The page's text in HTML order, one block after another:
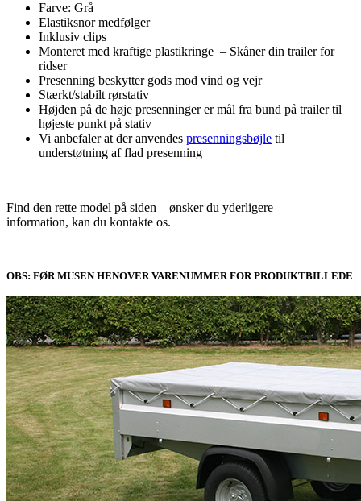
Farve: Grå
Elastiksnor medfølger
Inklusiv clips
Monteret med kraftige plastikringe – Skåner din trailer for
ridser
Presenning beskytter gods mod vind og vejr
Stærkt/stabilt rørstativ
Højden på de høje presenninger er mål fra bund på trailer til
højeste punkt på stativ
Vi anbefaler at der anvendes presenningsbøjle til
understøtning af flad presenning
Find den rette model på siden – ønsker du yderligere
information, kan du kontakte os.
OBS: FØR MUSEN HENOVER VARENUMMER FOR PRODUKTBILLEDE